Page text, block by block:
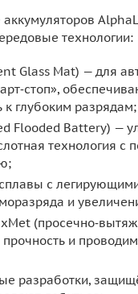
технологии:
Glass Mat) — для
к глубоким разрядам;
Flooded Battery) —
технология с
с
и
и
разработки,